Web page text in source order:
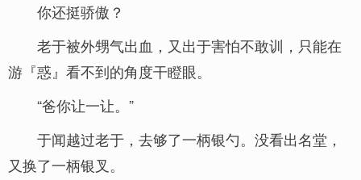
你还挺骄傲？
老于被外甥气出血，又出于害怕不敢训，只能在
游『惑』看不到的角度干瞪眼。
“爸你让一让。”
于闻越过老于，去够了一柄银勺。没看出名堂，
又换了一柄银叉。